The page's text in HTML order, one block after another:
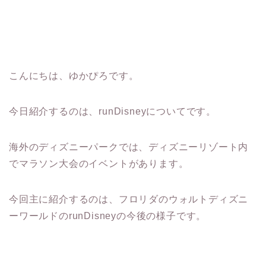
こんにちは、ゆかぴろです。
今日紹介するのは、runDisneyについてです。
海外のディズニーパークでは、ディズニーリゾート内
でマラソン大会のイベントがあります。
今回主に紹介するのは、フロリダのウォルトディズニ
ーワールドのrunDisneyの今後の様子です。